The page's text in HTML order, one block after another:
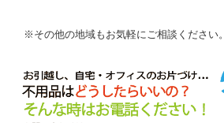
※その他の地域もお気軽にご相談ください。